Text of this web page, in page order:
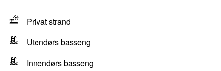
Privat strand
Utendørs basseng
Innendørs basseng